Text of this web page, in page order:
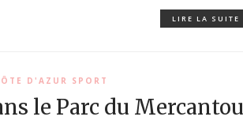
LIRE LA SUITE
D'AZUR SPORT
le Parc du